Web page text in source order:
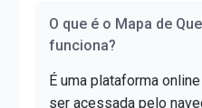
O que é o Mapa de
funciona?
É uma plataforma
ser acessada pelo